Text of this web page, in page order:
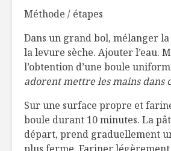
Méthode / étapes
Dans un grand bol, mélanger
la levure sèche. Ajouter l’eau.
l’obtention d’une boule
adorent mettre les mains dans
Sur une surface propre et
boule durant 10 minutes. La
départ, prend graduellement